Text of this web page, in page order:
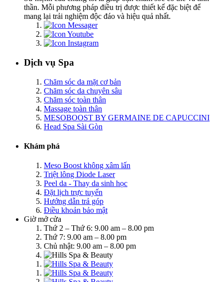
thần. Mỗi phương pháp điều trị được thiết kế đặc biệt để
mang lại trải nghiệm độc đáo và hiệu quả nhất.
Dịch vụ Spa
Chăm sóc da mặt cơ bản
Chăm sóc da chuyên sâu
Chăm sóc toàn thân
Massage toàn thân
MESOBOOST BY GERMAINE DE CAPUCCINI
Head Spa Sài Gòn
Khám phá
Meso Boost không xâm lấn
Triệt lông Diode Laser
Peel da - Thay da sinh học
Đặt lịch trực tuyến
Hướng dẫn trả góp
Điều khoản bảo mật
Giờ mở cửa
Thứ 2 – Thứ 6: 9.00 am – 8.00 pm
Thứ 7: 9.00 am – 8.00 pm
Chủ nhật: 9.00 am – 8.00 pm